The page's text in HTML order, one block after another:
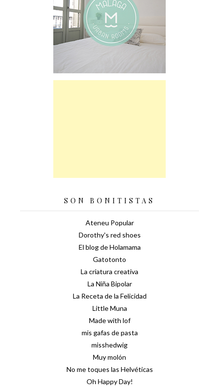
SON BONITISTAS
Ateneu Popular
Dorothy's red shoes
El blog de Holamama
Gatotonto
La criatura creativa
La Niña Bipolar
La Receta de la Felicidad
Little Muna
Made with lof
mis gafas de pasta
misshedwig
Muy molón
No me toques las Helvéticas
Oh Happy Day!